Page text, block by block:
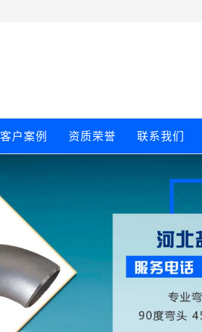
户案例 资质荣誉 联系我们